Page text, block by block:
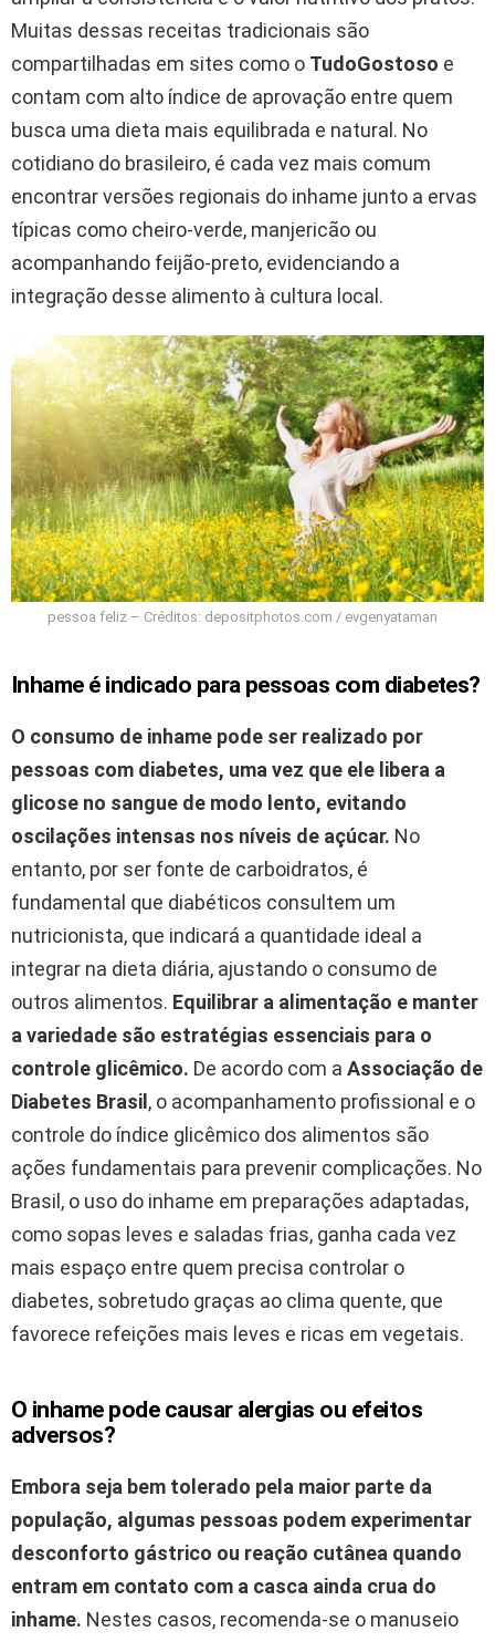
Muitas dessas receitas tradicionais são
compartilhadas em sites como o TudoGostoso e
contam com alto índice de aprovação entre quem
busca uma dieta mais equilibrada e natural. No
cotidiano do brasileiro, é cada vez mais comum
encontrar versões regionais do inhame junto a ervas
típicas como cheiro-verde, manjericão ou
acompanhando feijão-preto, evidenciando a
integração desse alimento à cultura local.
pessoa feliz – Créditos: depositphotos.com / evgenyataman
Inhame é indicado para pessoas com diabetes?
O consumo de inhame pode ser realizado por
pessoas com diabetes, uma vez que ele libera a
glicose no sangue de modo lento, evitando
oscilações intensas nos níveis de açúcar. No
entanto, por ser fonte de carboidratos, é
fundamental que diabéticos consultem um
nutricionista, que indicará a quantidade ideal a
integrar na dieta diária, ajustando o consumo de
outros alimentos. Equilibrar a alimentação e manter
a variedade são estratégias essenciais para o
controle glicêmico. De acordo com a Associação de
Diabetes Brasil , o acompanhamento profissional e o
controle do índice glicêmico dos alimentos são
ações fundamentais para prevenir complicações. No
Brasil, o uso do inhame em preparações adaptadas,
como sopas leves e saladas frias, ganha cada vez
mais espaço entre quem precisa controlar o
diabetes, sobretudo graças ao clima quente, que
favorece refeições mais leves e ricas em vegetais.
O inhame pode causar alergias ou efeitos
adversos?
Embora seja bem tolerado pela maior parte da
população, algumas pessoas podem experimentar
desconforto gástrico ou reação cutânea quando
entram em contato com a casca ainda crua do
inhame. Nestes casos, recomenda-se o manuseio